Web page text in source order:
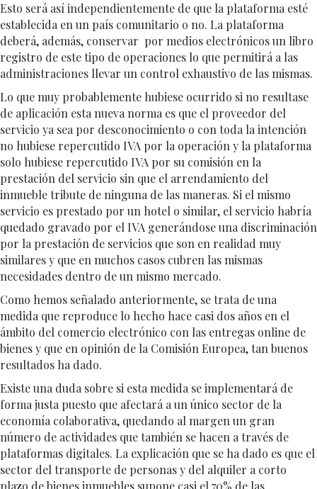
Esto será así independientemente de que la plataforma esté
establecida en un país comunitario o no. La plataforma
deberá, además, conservar por medios electrónicos un libro
registro de este tipo de operaciones lo que permitirá a las
administraciones llevar un control exhaustivo de las mismas.
Lo que muy probablemente hubiese ocurrido si no resultase
de aplicación esta nueva norma es que el proveedor del
servicio ya sea por desconocimiento o con toda la intención
no hubiese repercutido IVA por la operación y la plataforma
solo hubiese repercutido IVA por su comisión en la
prestación del servicio sin que el arrendamiento del
inmueble tribute de ninguna de las maneras. Si el mismo
servicio es prestado por un hotel o similar, el servicio habría
quedado gravado por el IVA generándose una discriminación
por la prestación de servicios que son en realidad muy
similares y que en muchos casos cubren las mismas
necesidades dentro de un mismo mercado.
Como hemos señalado anteriormente, se trata de una
medida que reproduce lo hecho hace casi dos años en el
ámbito del comercio electrónico con las entregas online de
bienes y que en opinión de la Comisión Europea, tan buenos
resultados ha dado.
Existe una duda sobre si esta medida se implementará de
forma justa puesto que afectará a un único sector de la
economía colaborativa, quedando al margen un gran
número de actividades que también se hacen a través de
plataformas digitales. La explicación que se ha dado es que el
sector del transporte de personas y del alquiler a corto
plazo de bienes inmuebles supone casi el 70% de las